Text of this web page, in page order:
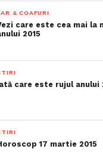
& COAFURI
care este cea mai la
2015
care este rujul anului
17 martie 2015